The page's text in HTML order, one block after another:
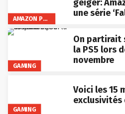
AMAZON PRIME VIDEO
geiger:
une série
GAMING
On partirait
la PS5 lors
novembre
GAMING
Voici les 15
exclusivités